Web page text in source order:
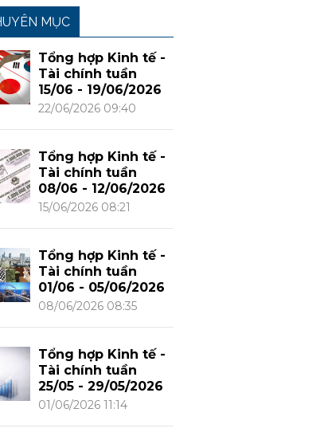
MỤC
Tổng hợp Kinh tế -
Tài chính tuần
15/06 - 19/06/2026
22/06/2026 09:40
Tổng hợp Kinh tế -
Tài chính tuần
08/06 - 12/06/2026
15/06/2026 08:21
Tổng hợp Kinh tế -
Tài chính tuần
01/06 - 05/06/2026
08/06/2026 08:35
Tổng hợp Kinh tế -
Tài chính tuần
25/05 - 29/05/2026
01/06/2026 11:14